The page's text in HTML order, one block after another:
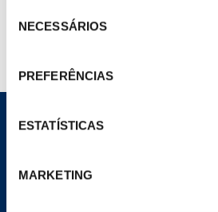
NECESSÁRIOS
PREFERÊNCIAS
ESTATÍSTICAS
MARKETING
CORPORATIVO